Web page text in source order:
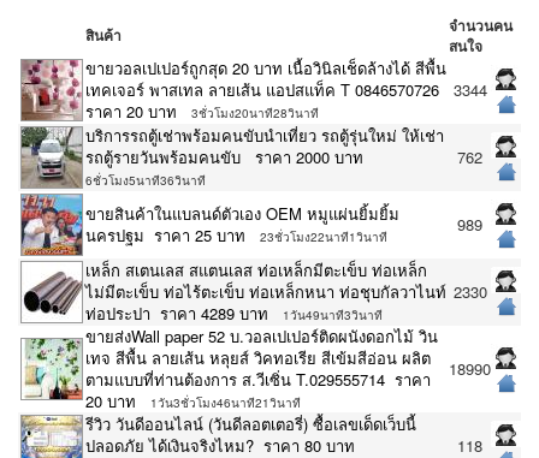
สินค้า
จำนวนคน
สนใจ
ขายวอลเปเปอร์ถูกสุด 20 บาท เนื้อวินิลเช็ดล้างได้ สีพื้น
เทคเจอร์ พาสเทล ลายเส้น แอปสแท็ค T 0846570726
ราคา 20 บาท
3ชั่วโมง20นาที28วินาที
3344
บริการรถตู้เช่าพร้อมคนขับนำเที่ยว รถตู้รุ่นใหม่ ให้เช่า
รถตู้รายวันพร้อมคนขับ ราคา 2000 บาท
6ชั่วโมง5นาที36วินาที
762
ขายสินค้าในแบลนด์ตัวเอง OEM หมูแผ่นยิ้มยิ้ม
นครปฐม ราคา 25 บาท
23ชั่วโมง22นาที1วินาที
989
เหล็ก สเตนเลส สแตนเลส ท่อเหล็กมีตะเข็บ ท่อเหล็ก
ไม่มีตะเข็บ ท่อไร้ตะเข็บ ท่อเหล็กหนา ท่อชุบกัลวาไนท์
ท่อประปา ราคา 4289 บาท
1วัน49นาที3วินาที
2330
ขายส่งWall paper 52 บ.วอลเปเปอร์ติดผนังดอกไม้ วิน
เทจ สีพื้น ลายเส้น หลุยส์ วิคทอเรีย สีเข้มสีอ่อน ผลิต
ตามแบบที่ท่านต้องการ ส.วีเซิ่น T.029555714 ราคา
20 บาท
1วัน3ชั่วโมง46นาที21วินาที
18990
รีวิว วันดีออนไลน์ (วันดีลอตเตอรี่) ซื้อเลขเด็ดเว็บนี้
ปลอดภัย ได้เงินจริงไหม? ราคา 80 บาท
118